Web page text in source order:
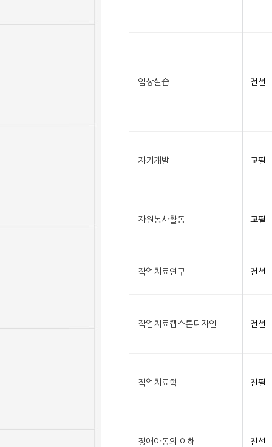
임상실습 전선
자기개발 교필
자원봉사활동 교필
작업치료연구 전선
작업치료캡스톤디자인 전선
작업치료학 전필
장애아동의 이해 전선